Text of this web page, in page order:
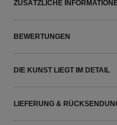
ZUSÄTZLICHE
BEWERTUNGEN
DIE KUNST LIEGT IM DETAIL
LIEFERUNG &